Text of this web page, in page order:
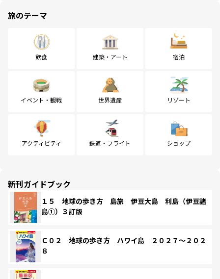
旅のテーマ
飲食 建築・アート 宿泊
イベント・観戦 世界遺産 リゾート
アクティビティ 鉄道・フライト ショップ
新刊ガイドブック
１５ 地球の歩き方 島旅 伊豆大島 利島（伊豆諸
島①）３訂版
Ｃ０２ 地球の歩き方 ハワイ島 ２０２７～２０２
８